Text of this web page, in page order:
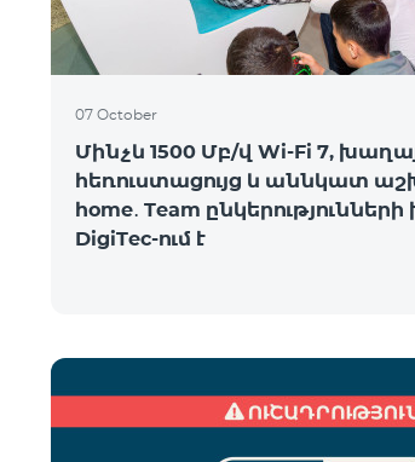
07 October
Մինչև 1500 Մբ/վ Wi-Fi 7,
հեռուստացույց և աննկատ
home․ Team ընկերությունների
DigiTec-ում է